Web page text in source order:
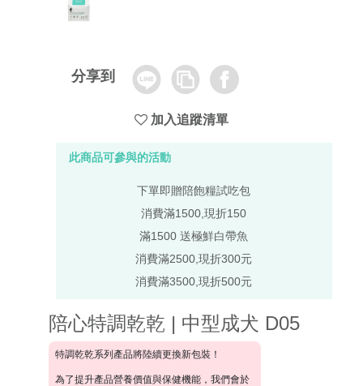
分享到 Line
Copy
Link
Facebook
加入追蹤清單
此商品可參與的活動
下單即贈陪飽糧試吃包
消費滿1500,現折150
滿1500 送極鮮白帶魚
消費滿2500,現折300元
消費滿3500,現折500元
陪心特調乾乾 | 中型成犬 D05
特調乾乾系列產品將陸續更換新包裝！
為了提升產品營養價值與保健機能，我們會於